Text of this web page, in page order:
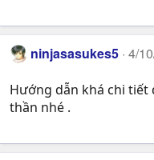
ninjasasukes5 4/
Hướng dẫn khá chi tiết
thần nhé .